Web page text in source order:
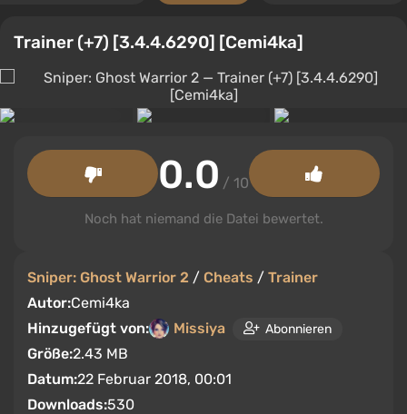
Trainer (+7) [3.4.4.6290] [Cemi4ka]
Sniper: Ghost Warrior 2 / Cheats / Trainer
Autor:Cemi4ka
Hinzugefügt von:
Missiya Abonnieren
Größe:2.43 MB
Datum:22 Februar 2018, 00:01
Downloads:530
0.0 / 10
Noch hat niemand die Datei bewertet.